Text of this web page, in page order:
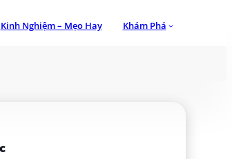
Kinh Nghiệm – Mẹo Hay Khám Phá